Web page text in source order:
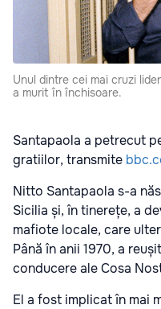
Unul dintre cei mai cruzi
a murit în închisoare.
Santapaola a petrecut
gratiilor, transmite
Nitto Santapaola s-a
Sicilia și, în tinerețe, a
mafiote locale, care
Până în anii 1970, a
conducere ale Cosa
El a fost implicat în mai